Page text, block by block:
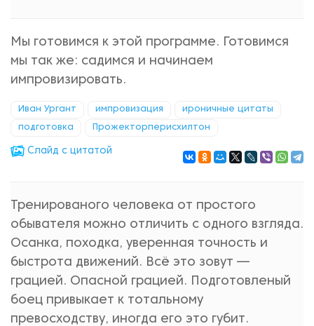
Мы готовимся к этой программе. Готовимся
мы так же: садимся и начинаем
импровизировать.
Иван Ургант импровизация ироничные цитаты
подготовка Прожекторперисхилтон
Cлайд с цитатой
Тренированого человека от простого
обывателя можно отличить с одного взгляда.
Осанка, походка, уверенная точность и
быстрота движений. Всё это зовут —
грацией. Опасной грацией. Подготовленый
боец привыкает к тотальному
превосходству, иногда его это губит.